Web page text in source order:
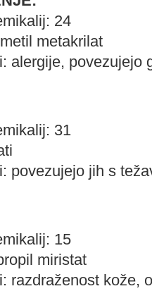
24
metakrilat
alergije,
31
povezujejo jih s
15
miristat
razdraženost kože,